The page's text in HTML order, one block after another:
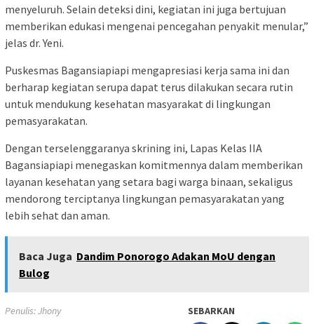
menyeluruh. Selain deteksi dini, kegiatan ini juga bertujuan
memberikan edukasi mengenai pencegahan penyakit menular,”
jelas dr. Yeni.
Puskesmas Bagansiapiapi mengapresiasi kerja sama ini dan
berharap kegiatan serupa dapat terus dilakukan secara rutin
untuk mendukung kesehatan masyarakat di lingkungan
pemasyarakatan.
Dengan terselenggaranya skrining ini, Lapas Kelas IIA
Bagansiapiapi menegaskan komitmennya dalam memberikan
layanan kesehatan yang setara bagi warga binaan, sekaligus
mendorong terciptanya lingkungan pemasyarakatan yang
lebih sehat dan aman.
Baca Juga Dandim Ponorogo Adakan MoU dengan
Bulog
Penulis: Jhony SEBARKAN